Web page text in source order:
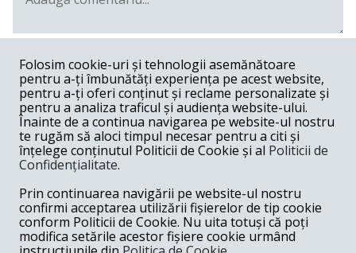
Cristina - 03-29-2018
Cum e posibil ca un fugar penal să fie lăsat să debiteze
enormități pe un post de TV , post care trebuia de mult
interzis ? Oare va veni ziua cand va da socoteală ? Cu un
guvern incompetent, servil si strict dirijat, cam greu.... D-l
tudorel știe.....
Răspunde
Ion -03-28-2018
Ocna pe viata daca au facut camatarie.
Folosim cookie-uri și tehnologii asemănătoare
pentru a-ți îmbunătăți experiența pe acest website,
pentru a-ți oferi conținut și reclame personalizate și
pentru a analiza traficul și audiența website-ului.
Înainte de a continua navigarea pe website-ul nostru
te rugăm să aloci timpul necesar pentru a citi și
înțelege conținutul Politicii de Cookie și al Politicii de
Confidențialitate.
Prin continuarea navigării pe website-ul nostru
confirmi acceptarea utilizării fișierelor de tip cookie
conform Politicii de Cookie. Nu uita totuși că poți
modifica setările acestor fișiere cookie urmând